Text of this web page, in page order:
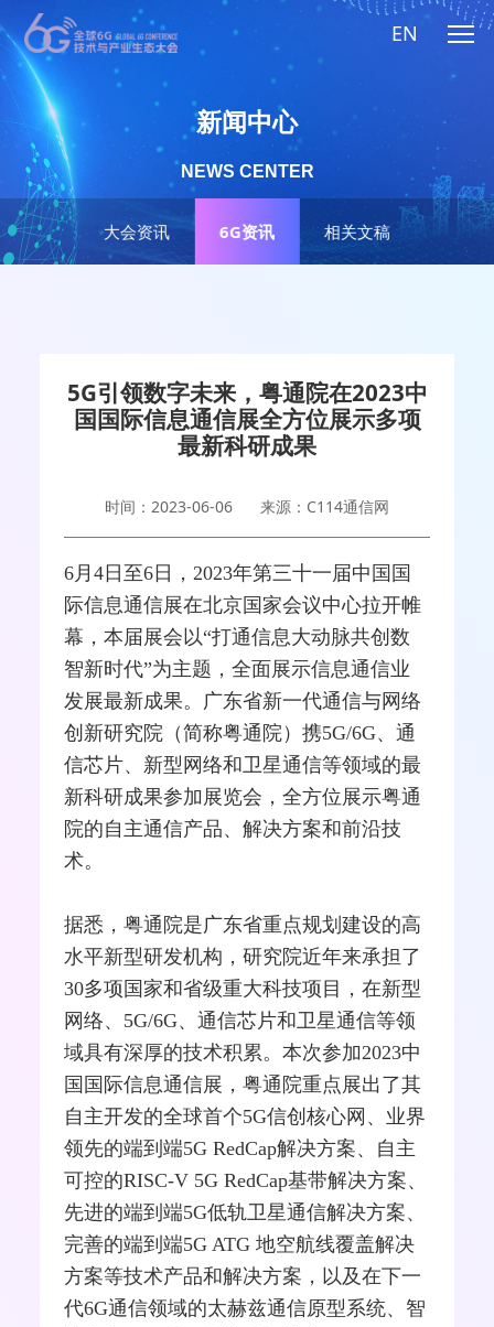
EN
大会资讯 6G资讯 相关文稿
新闻中心
NEWS CENTER
5G引领数字未来，粤通院在2023中
国国际信息通信展全方位展示多项
最新科研成果
时间：2023-06-06 来源：C114通信网
6月4日至6日，2023年第三十一届中国国
际信息通信展在北京国家会议中心拉开帷
幕，本届展会以“打通信息大动脉共创数
智新时代”为主题，全面展示信息通信业
发展最新成果。广东省新一代通信与网络
创新研究院（简称粤通院）携5G/6G、通
信芯片、新型网络和卫星通信等领域的最
新科研成果参加展览会，全方位展示粤通
院的自主通信产品、解决方案和前沿技
术。
据悉，粤通院是广东省重点规划建设的高
水平新型研发机构，研究院近年来承担了
30多项国家和省级重大科技项目，在新型
网络、5G/6G、通信芯片和卫星通信等领
域具有深厚的技术积累。本次参加2023中
国国际信息通信展，粤通院重点展出了其
自主开发的全球首个5G信创核心网、业界
领先的端到端5G RedCap解决方案、自主
可控的RISC-V 5G RedCap基带解决方案、
先进的端到端5G低轨卫星通信解决方案、
完善的端到端5G ATG 地空航线覆盖解决
方案等技术产品和解决方案，以及在下一
代6G通信领域的太赫兹通信原型系统、智